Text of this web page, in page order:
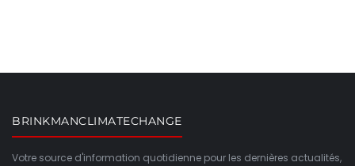
BRINKMANCLIMATECHANGE
Votre source d'information quotidienne pour les dernières actualités,